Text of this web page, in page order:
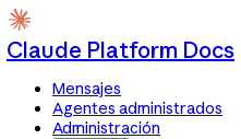
Claude Platform Docs
Mensajes
Agentes administrados
Administración